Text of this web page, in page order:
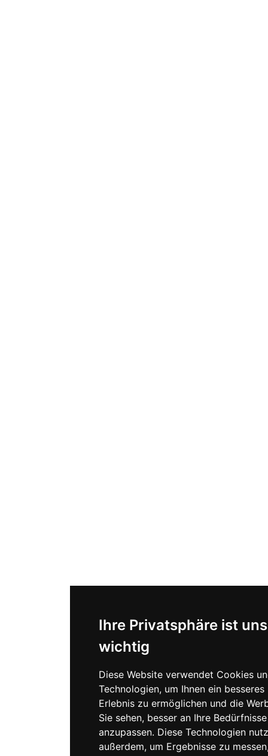
Ihre Privatsphäre ist uns
wichtig
Diese Website verwendet Cookies
Technologien, um Ihnen ein
Erlebnis zu ermöglichen und die
Sie sehen, besser an Ihre Bedürfnisse
anzupassen. Diese Technologien
außerdem, um Ergebnisse zu